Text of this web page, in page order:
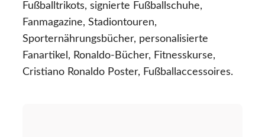
Fußballtrikots, signierte Fußballschuhe,
Fanmagazine, Stadiontouren,
Sporternährungsbücher, personalisierte
Fanartikel, Ronaldo-Bücher, Fitnesskurse,
Cristiano Ronaldo Poster, Fußballaccessoires.